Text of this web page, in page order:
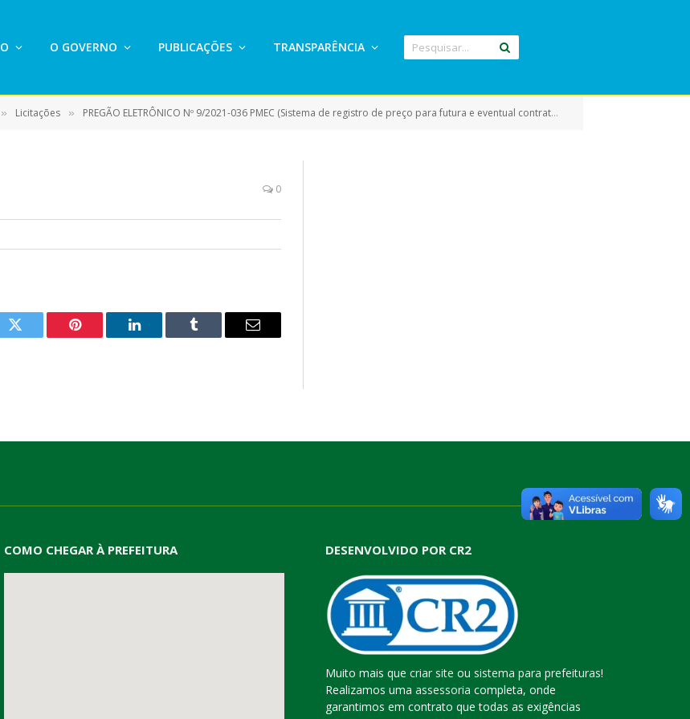
O GOVERNO PUBLICAÇÕES TRANSPARÊNCIA
» Licitações » PREGÃO ELETRÔNICO Nº 9/2021-036 PMEC (Sistema de registro de preço para futura e eventual contratação de empresa para aquisição de computadores, peças e periféricos de informática)
0
Twitter Pinterest LinkedIn Tumblr
E-
COMO CHEGAR À PREFEITURA DESENVOLVIDO POR CR2
Muito mais que criar site ou sistema para prefeituras!
Realizamos uma assessoria completa, onde
garantimos em contrato que todas as exigências